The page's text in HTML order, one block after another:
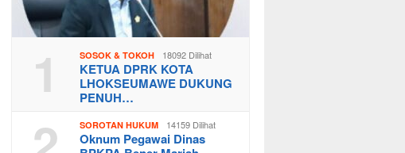
1 SOSOK & TOKOH 18092 Dilihat
KETUA DPRK KOTA
LHOKSEUMAWE DUKUNG
PENUH…
SOROTAN HUKUM 14159 Dilihat
Oknum Pegawai Dinas